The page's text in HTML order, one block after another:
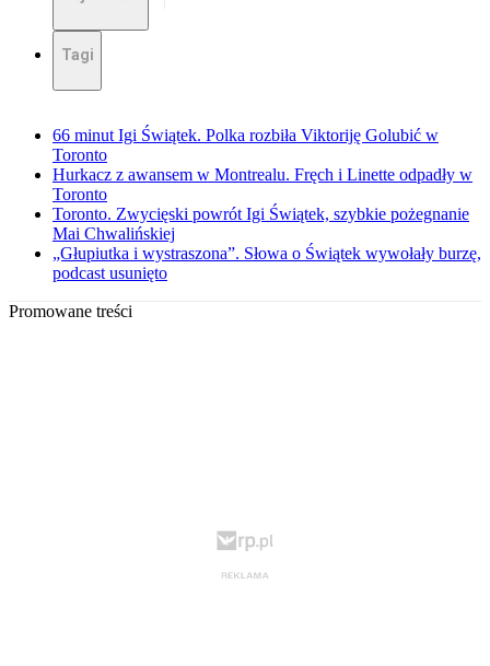
Tagi
66 minut Igi Świątek. Polka rozbiła Viktoriję Golubić w
Toronto
Hurkacz z awansem w Montrealu. Fręch i Linette odpadły w
Toronto
Toronto. Zwycięski powrót Igi Świątek, szybkie pożegnanie
Mai Chwalińskiej
„Głupiutka i wystraszona”. Słowa o Świątek wywołały burzę,
podcast usunięto
Promowane treści